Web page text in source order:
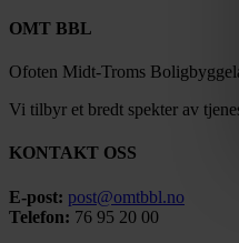
OMT BBL
Ofoten Midt-Troms
Vi tilbyr et bredt spekter av
KONTAKT OSS
E-post: post@omtbbl.no
Telefon: 76 95 20 00